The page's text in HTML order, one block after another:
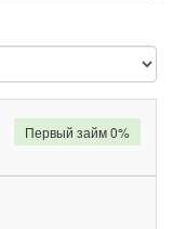
Первый займ 0%